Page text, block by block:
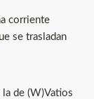
corriente
se trasladan
de (W)Vatios